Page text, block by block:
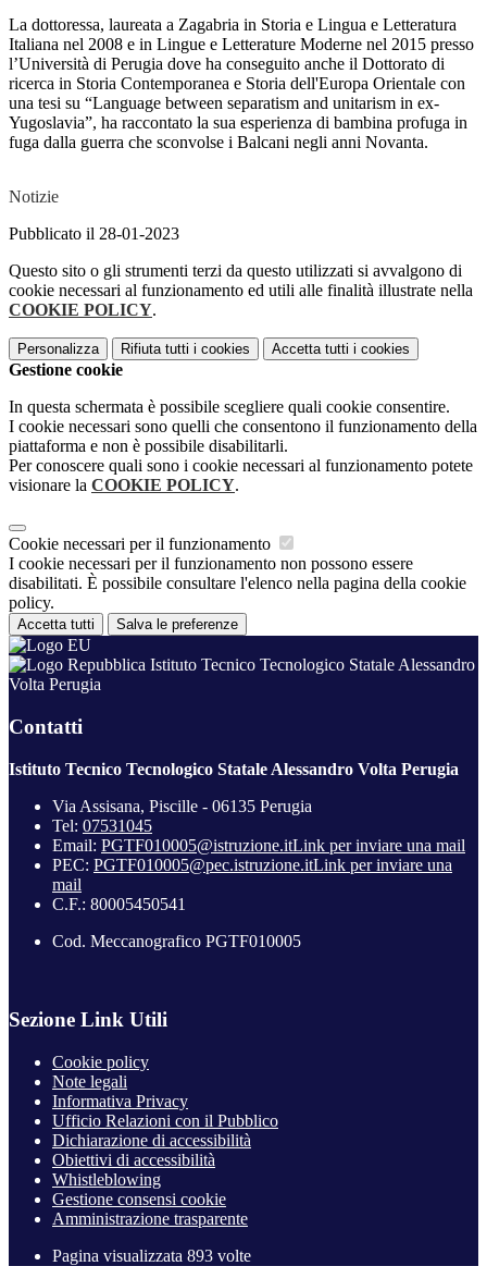
La dottoressa, laureata a Zagabria in Storia e Lingua e Letteratura
Italiana nel 2008 e in Lingue e Letterature Moderne nel 2015 presso
l’Università di Perugia dove ha conseguito anche il Dottorato di
ricerca in Storia Contemporanea e Storia dell'Europa Orientale con
una tesi su “Language between separatism and unitarism in ex-
Yugoslavia”, ha raccontato la sua esperienza di bambina profuga in
fuga dalla guerra che sconvolse i Balcani negli anni Novanta.
Notizie
Pubblicato il 28-01-2023
Questo sito o gli strumenti terzi da questo utilizzati si avvalgono di
cookie necessari al funzionamento ed utili alle finalità illustrate nella
COOKIE POLICY.
Personalizza Rifiuta tutti i cookies Accetta tutti i cookies
Gestione cookie
In questa schermata è possibile scegliere quali cookie consentire.
I cookie necessari sono quelli che consentono il funzionamento della
piattaforma e non è possibile disabilitarli.
Per conoscere quali sono i cookie necessari al funzionamento potete
visionare la COOKIE POLICY.
Cookie necessari per il funzionamento
I cookie necessari per il funzionamento non possono essere
disabilitati. È possibile consultare l'elenco nella pagina della cookie
policy.
Accetta tutti Salva le preferenze
Istituto Tecnico Tecnologico Statale Alessandro
Volta Perugia
Contatti
Istituto Tecnico Tecnologico Statale Alessandro Volta Perugia
Via Assisana, Piscille - 06135 Perugia
Tel: 07531045
Email: PGTF010005@istruzione.itLink per inviare una mail
PEC: PGTF010005@pec.istruzione.itLink per inviare una
mail
C.F.: 80005450541
Cod. Meccanografico PGTF010005
Sezione Link Utili
Cookie policy
Note legali
Informativa Privacy
Ufficio Relazioni con il Pubblico
Dichiarazione di accessibilità
Obiettivi di accessibilità
Whistleblowing
Gestione consensi cookie
Amministrazione trasparente
Pagina visualizzata 893 volte